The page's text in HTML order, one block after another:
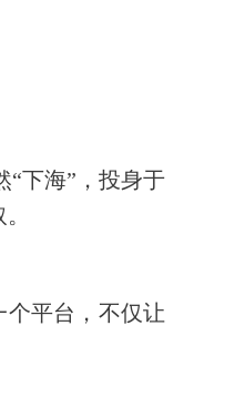
“下海”，投身于
个平台，不仅让